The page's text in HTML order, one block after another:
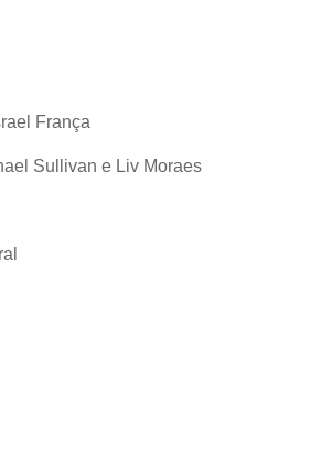
França
Sullivan e Liv Moraes